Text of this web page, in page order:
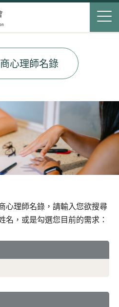
登入 申請入會
單
Navigation
content
心理師名錄
心理師名錄，請輸入您欲搜尋
名，或是勾選您目前的需求：